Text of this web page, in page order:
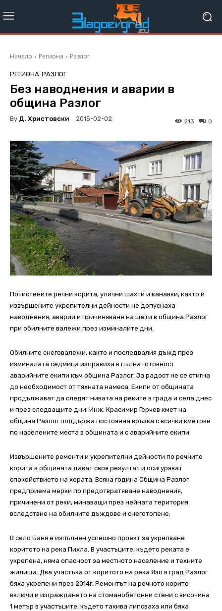
Начало Региона Разлог
РЕГИОНА РАЗЛОГ
Без наводнения и аварии в
община Разлог
By Д. Христовски 2015-02-02 0
213
Почистените речни корита, улични шахти и канавки, както и
извършените укрепителни дейности не допуснаха
наводнения, аварии и причиняване на щети в община Разлог
при обилните валежи през изминалите дни.
Обилните снеговалежи, както и последвалия дъжд през
изминалата седмица изправиха в пълна готовност
аварийните екипи към община Разлог. За радост не се стигна
до необходимост от тяхната намеса. Екипи от общината
продължават да следят нивата на реките в града и села днес
и през следващите дни. Инж. Красимир Герчев кмет на
община Разлог поддържа постоянна връзка с всички кметове
по населените места в общината и с аварийните екипи.
Извършените ремонти и укрепителни дейности по речните
корита в общината дават своя резултат и осигуряват
спокойствието на хората. Всяка година Община Разлог
предприема мерки по предотвратяване наводнения,
причинени от реки, минаващи през нейната територия
вследствие на обилните дъждове и снеготопене.
В село Баня е изпълнен успешно проект за укрепване
коритото на река Пихла. В участъците, където реката е
укрепена, няма опасност за местното население и техните
жилища. Два участъка от коритото на река Язо в град Разлог
бяха укрепени през 2014г. Ремонтът на речното корито
включи и изграждането на стоманобетонни стени с височина
1 метър в участъците, където такива липсваха или бяха